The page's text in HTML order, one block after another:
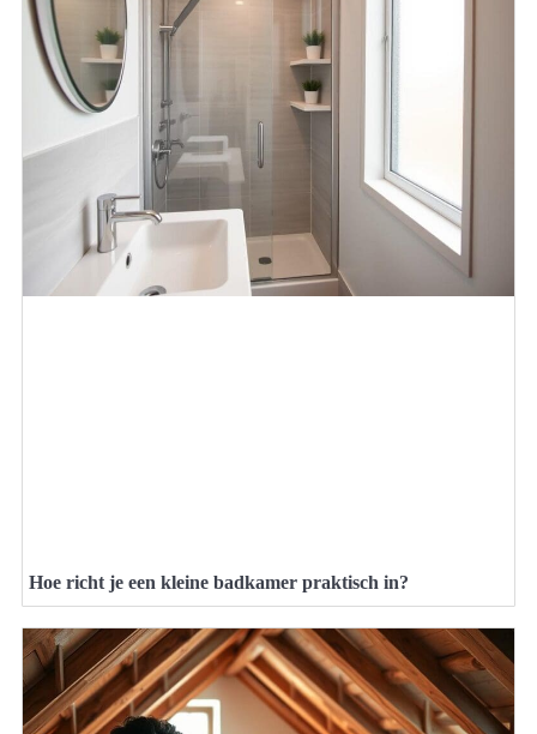
Hoe richt je een kleine badkamer praktisch in?